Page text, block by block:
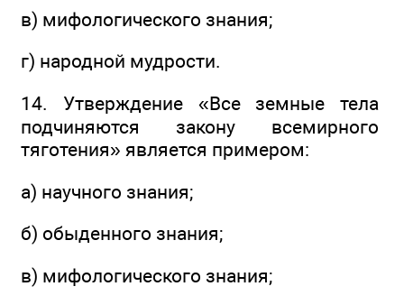
в) мифологического знания;
г) народной мудрости.
14. Утверждение «Все земные тела
подчиняются закону всемирного
тяготения» является примером:
а) научного знания;
б) обыденного знания;
в) мифологического знания;